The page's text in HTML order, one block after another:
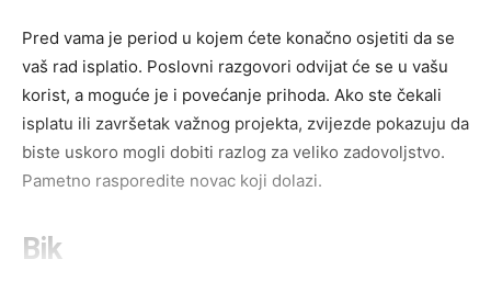
Pred vama je period u kojem ćete konačno osjetiti da se
vaš rad isplatio. Poslovni razgovori odvijat će se u vašu
korist, a moguće je i povećanje prihoda. Ako ste čekali
isplatu ili završetak važnog projekta, zvijezde pokazuju da
biste uskoro mogli dobiti razlog za veliko zadovoljstvo.
Pametno rasporedite novac koji dolazi.
Bik